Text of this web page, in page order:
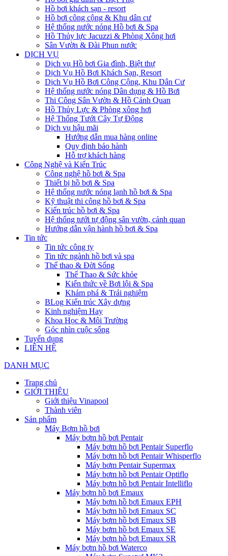
Hồ bơi khách sạn - resort
Hồ bơi công cộng & Khu dân cư
Hệ thống nước nóng Hồ bơi & Spa
Hồ Thủy lực Jacuzzi & Phòng Xông hơi
Sân Vườn & Đài Phun nước
DỊCH VỤ
Dịch vụ Hồ bơi Gia đình, Biệt thự
Dịch Vụ Hồ Bơi Khách Sạn, Resort
Dịch Vụ Hồ Bơi Công Cộng, Khu Dân Cư
Hệ thống nước nóng Dân dụng & Hồ Bơi
Thi Công Sân Vườn & Hồ Cảnh Quan
Hồ Thủy Lực & Phòng xông hơi
Hệ Thống Tưới Cây Tự Động
Dịch vụ hậu mãi
Hướng dẫn mua hàng online
Quy định bảo hành
Hỗ trợ khách hàng
Công Nghệ và Kiến Trúc
Công nghệ hồ bơi & Spa
Thiết bị hồ bơi & Spa
Hệ thống nước nóng lạnh hồ bơi & Spa
Kỹ thuật thi công hồ bơi & Spa
Kiến trúc hồ bơi & Spa
Hệ thống tưới tự động sân vườn, cảnh quan
Hướng dẫn vận hành hồ bơi & Spa
Tin tức
Tin tức công ty
Tin tức ngành hồ bơi và spa
Thể thao & Đời Sống
Thể Thao & Sức khỏe
Kiến thức về Bơi lội & Spa
Khám phá & Trải nghiệm
BLog Kiến trúc Xây dựng
Kinh nghiệm Hay
Khoa Học & Môi Trường
Góc nhìn cuộc sống
Tuyển dụng
LIÊN HỆ
DANH MỤC
Trang chủ
GIỚI THIỆU
Giới thiệu Vinapool
Thành viên
Sản phẩm
Máy Bơm hồ bơi
Máy bơm hồ bơi Pentair
Máy bơm hồ bơi Pentair Superflo
Máy bơm hồ bơi Pentair Whisperflo
Máy bơm Pentair Supermax
Máy bơm hồ bơi Pentair Optiflo
Máy bơm hồ bơi Pentair Intelliflo
Máy bơm hồ bơi Emaux
Máy bơm hồ bơi Emaux EPH
Máy bơm hồ bơi Emaux SC
Máy bơm hồ bơi Emaux SB
Máy bơm hồ bơi Emaux SE
Máy bơm hồ bơi Emaux SR
Máy bơm hồ bơi Waterco